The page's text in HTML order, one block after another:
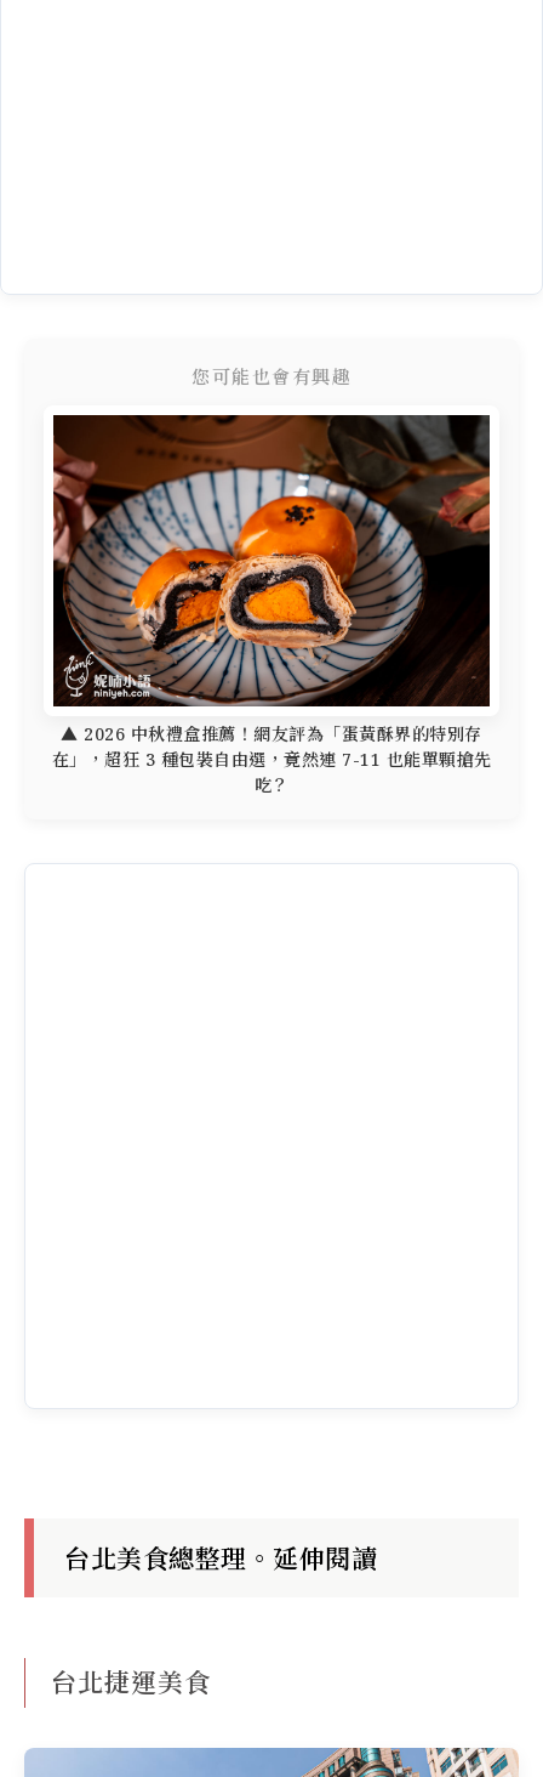
您可能也會有興趣
▲ 2026 中秋禮盒推薦！網友評為「蛋黃酥界的特別存
在」，超狂 3 種包裝自由選，竟然連 7-11 也能單顆搶先
吃？
台北美食總整理。延伸閱讀
台北捷運美食